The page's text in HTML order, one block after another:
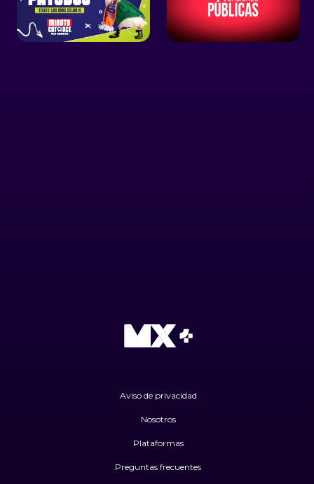
Aviso de privacidad
Nosotros
Plataformas
Preguntas frecuentes